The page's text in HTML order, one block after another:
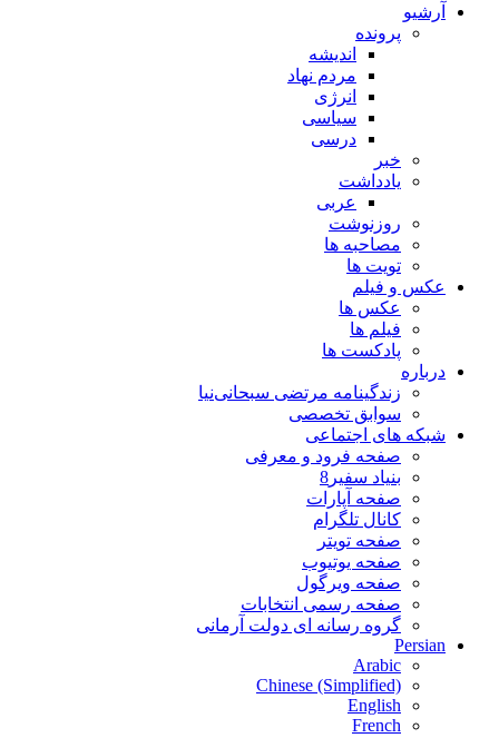
آرشیو
پرونده
اندیشه
مردم نهاد
انرژی
سیاسی
درسی
خبر
یادداشت
عربی
روزنوشت
مصاحبه ها
تویت ها
عکس و فیلم
عکس ها
فیلم ها
پادکست ها
درباره
زندگینامه مرتضی سبحانی‌نیا
سوابق تخصصی
شبکه های اجتماعی
صفحه فرود و معرفی
بنیاد سفیر8
صفحه آپارات
کانال تلگرام
صفحه تویتر
صفحه یوتیوب
صفحه ویرگول
صفحه رسمی انتخابات
گروه رسانه ای دولت آرمانی
Persian
Arabic
Chinese (Simplified)
English
French